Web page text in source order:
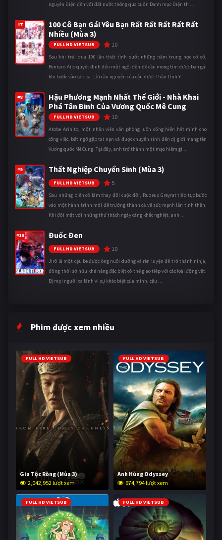
nguyên Điện đến với đất nước thông qua cuốn Danh mục Điện th ...
#7
100 Cô Bạn Gái Yêu Bạn Rất Rất Rất Rất Rất
Nhiều (Mùa 3)
FULL HD VIETSUB 10
Sau khi trải qua 100 lần thất tình suốt những năm trung học cơ sở,
Rentaro Aijo quyết định đến một ngôi đền để cầu mong tìm được bạn gái
khi bước vào cấp ba. Lời cầu nguyện của cậu được Thần Tình Y ...
#8
Hậu Phương Mạnh Nhất Thế Giới - Nhà Khai
Phá Tân Binh Của Vương Quốc Mê Cung
FULL HD VIETSUB 10
Atobe Arihito, một nhân viên văn phòng luôn cống hiến hết mình cho
công việc, bất ngờ gặp tai nạn và được chuyển sinh đến dị giới mang tên
Vương quốc Mê Cung. Tại đây, anh trở thành một mạo hiểm gi ...
#9 Thất Nghiệp Chuyển Sinh (Mùa 3)
FULL HD VIETSUB 5
Sau những biến cố làm thay đổi cuộc đời, Rudeus Greyrat tiếp tục bước
vào một hành trình mới để trưởng thành cả về sức mạnh lẫn tinh thần.
Khi đối mặt với những thử thách ngày càng khắc nghiệt, anh ...
#10 Đuốc Đen
FULL HD VIETSUB 10
Jirô là một cậu bé được ông nuôi dưỡng và rèn luyện để trở thành ninja,
đồng thời sở hữu khả năng đặc biệt có thể giao tiếp với các loài động vật.
Bị mọi người xa lánh vì sự khác biệt của mình, cậu ...
Phim được xem nhiều
FULL HD VIETSUB
Gia Tộc Rồng (Mùa 3)
2,042,952 lượt xem
FULL HD VIETSUB
Anh Hùng Odyssey
974,794 lượt xem
FULL HD VIETSUB FULL HD VIETSUB